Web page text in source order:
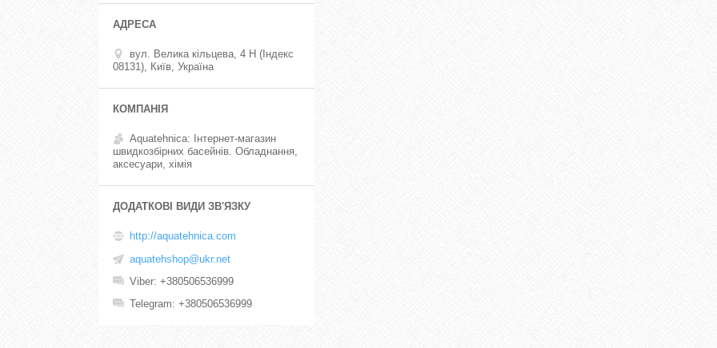
вул. Велика кільцева, 4 Н (Індекс
08131), Київ, Україна
Aquatehnica: Інтернет-магазин
швидкозбірних басейнів. Обладнання,
аксесуари, хімія
http://aquatehnica.com
aquatehshop@ukr.net
Viber +380506536999
Telegram +380506536999